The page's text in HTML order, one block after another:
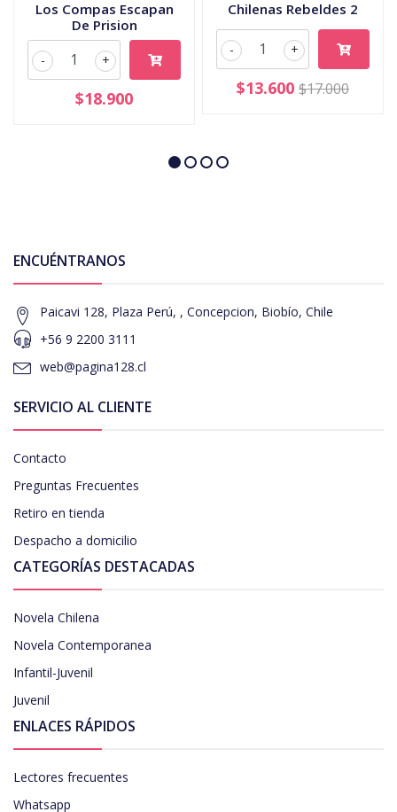
Los Compas Escapan
De Prision
+
-
$18.900
Chilenas Rebeldes 2
+
-
$13.600 $17.000
ENCUÉNTRANOS
Paicavi 128, Plaza Perú, , Concepcion, Biobío, Chile
+56 9 2200 3111
web@pagina128.cl
SERVICIO AL CLIENTE
Contacto
Preguntas Frecuentes
Retiro en tienda
Despacho a domicilio
CATEGORÍAS DESTACADAS
Novela Chilena
Novela Contemporanea
Infantil-Juvenil
Juvenil
ENLACES RÁPIDOS
Lectores frecuentes
Whatsapp